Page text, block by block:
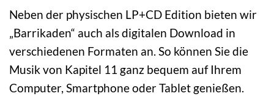
Neben der physischen LP+CD Edition bieten wir
„Barrikaden“ auch als digitalen Download in
verschiedenen Formaten an. So können Sie die
Musik von Kapitel 11 ganz bequem auf Ihrem
Computer, Smartphone oder Tablet genießen.